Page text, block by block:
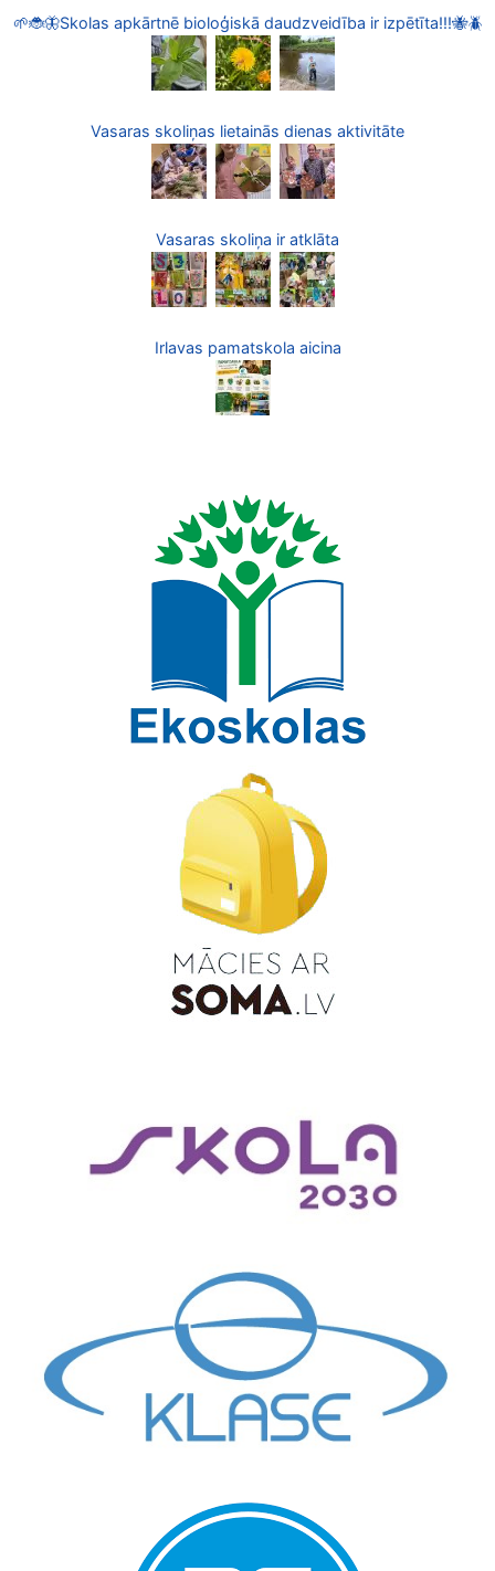
🌱🐞🦋Skolas apkārtnē bioloģiskā daudzveidība ir izpētīta!!!🐝🪲
Vasaras skoliņas lietainās dienas aktivitāte
Vasaras skoliņa ir atklāta
Irlavas pamatskola aicina